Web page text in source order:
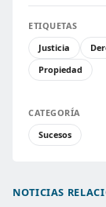
ETIQUETAS
Justicia
Propiedad
CATEGORÍA
Sucesos
NOTICIAS